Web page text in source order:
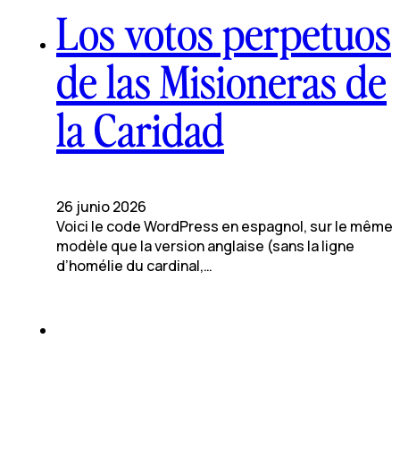
Los votos perpetuos
de las Misioneras de
la Caridad
26 junio 2026
Voici le code WordPress en espagnol, sur le même
modèle que la version anglaise (sans la ligne
d’homélie du cardinal,…